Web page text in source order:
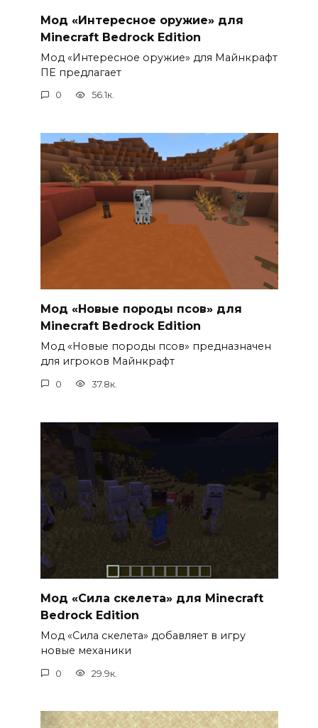
Мод «Интересное оружие» для
Minecraft Bedrock Edition
Мод «Интересное оружие» для Майнкрафт
ПЕ предлагает
0 56.1к.
Мод «Новые породы псов» для
Minecraft Bedrock Edition
Мод «Новые породы псов» предназначен
для игроков Майнкрафт
0 37.8к.
Мод «Сила скелета» для Minecraft
Bedrock Edition
Мод «Сила скелета» добавляет в игру
новые механики
0 29.9к.